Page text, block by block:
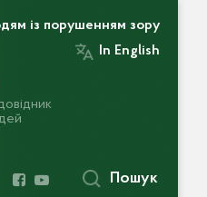
із порушенням зору
In English
Пошук